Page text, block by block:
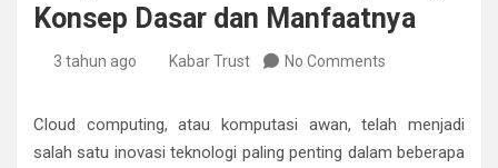
Konsep Dasar dan Manfaatnya
3 tahun ago Kabar Trust No Comments
Cloud computing, atau komputasi awan, telah menjadi
salah satu inovasi teknologi paling penting dalam beberapa